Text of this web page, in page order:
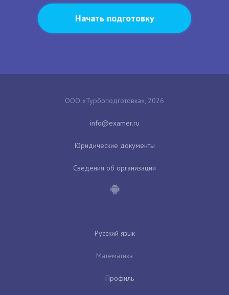
Начать подготовку
ООО «Турбоподготовка», 2026
Юридические документы
Сведения об организации
Русский язык
Математика
Профиль